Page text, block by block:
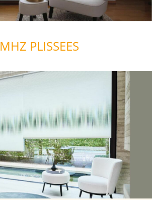
MHZ PLISSEES